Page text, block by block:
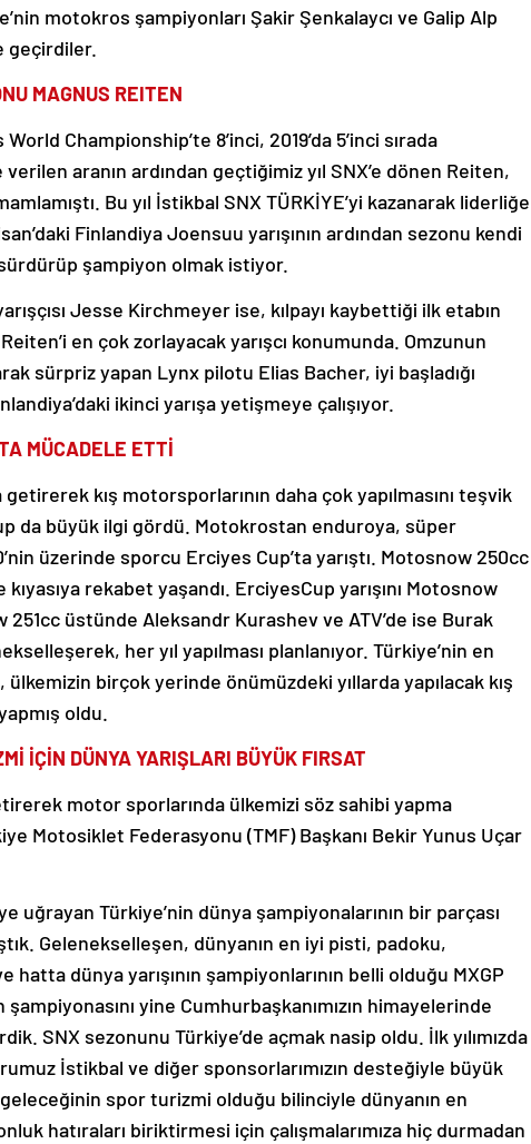
motokros şampiyonları Şakir Şenkalaycı ve Galip Alp
geçirdiler.
MAGNUS REITEN
Championship’te 8’inci, 2019’da 5’inci sırada
aranın ardından geçtiğimiz yıl SNX’e dönen Reiten,
Bu yıl İstikbal SNX TÜRKİYE’yi kazanarak liderliğe
Finlandiya Joensuu yarışının ardından sezonu kendi
şampiyon olmak istiyor.
Jesse Kirchmeyer ise, kılpayı kaybettiği ilk etabın
en çok zorlayacak yarışcı konumunda. Omzunun
sürpriz yapan Lynx pilotu Elias Bacher, iyi başladığı
ikinci yarışa yetişmeye çalışıyor.
MÜCADELE ETTİ
kış motorsporlarının daha çok yapılmasını teşvik
da büyük ilgi gördü. Motokrostan enduroya, süper
üzerinde sporcu Erciyes Cup’ta yarıştı. Motosnow 250cc
rekabet yaşandı. ErciyesCup yarışını Motosnow
üstünde Aleksandr Kurashev ve ATV’de ise Burak
her yıl yapılması planlanıyor. Türkiye’nin en
birçok yerinde önümüzdeki yıllarda yapılacak kış
oldu.
İÇİN DÜNYA YARIŞLARI BÜYÜK FIRSAT
motor sporlarında ülkemizi söz sahibi yapma
Motosiklet Federasyonu (TMF) Başkanı Bekir Yunus Uçar
uğrayan Türkiye’nin dünya şampiyonalarının bir parçası
Gelenekselleşen, dünyanın en iyi pisti, padoku,
hatta dünya yarışının şampiyonlarının belli olduğu MXGP
şampiyonasını yine Cumhurbaşkanımızın himayelerinde
SNX sezonunu Türkiye’de açmak nasip oldu. İlk yılımızda
İstikbal ve diğer sponsorlarımızın desteğiyle büyük
geleceğinin spor turizmi olduğu bilinciyle dünyanın en
hatıraları biriktirmesi için çalışmalarımıza hiç durmadan